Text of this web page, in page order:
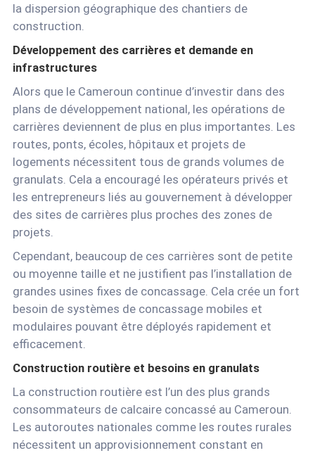
la dispersion géographique des chantiers de
construction.
Développement des carrières et demande en
infrastructures
Alors que le Cameroun continue d’investir dans des
plans de développement national, les opérations de
carrières deviennent de plus en plus importantes. Les
routes, ponts, écoles, hôpitaux et projets de
logements nécessitent tous de grands volumes de
granulats. Cela a encouragé les opérateurs privés et
les entrepreneurs liés au gouvernement à développer
des sites de carrières plus proches des zones de
projets.
Cependant, beaucoup de ces carrières sont de petite
ou moyenne taille et ne justifient pas l’installation de
grandes usines fixes de concassage. Cela crée un fort
besoin de systèmes de concassage mobiles et
modulaires pouvant être déployés rapidement et
efficacement.
Construction routière et besoins en granulats
La construction routière est l’un des plus grands
consommateurs de calcaire concassé au Cameroun.
Les autoroutes nationales comme les routes rurales
nécessitent un approvisionnement constant en